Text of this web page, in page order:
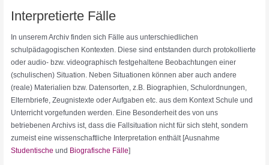
Interpretierte Fälle
In unserem Archiv finden sich Fälle aus unterschiedlichen
schulpädagogischen Kontexten. Diese sind entstanden durch protokollierte
oder audio- bzw. videographisch festgehaltene Beobachtungen einer
(schulischen) Situation. Neben Situationen können aber auch andere
(reale) Materialien bzw. Datensorten, z.B. Biographien, Schulordnungen,
Elternbriefe, Zeugnistexte oder Aufgaben etc. aus dem Kontext Schule und
Unterricht vorgefunden werden. Eine Besonderheit des von uns
betriebenen Archivs ist, dass die Fallsituation nicht für sich steht, sondern
zumeist eine wissenschaftliche Interpretation enthält [Ausnahme
Studentische und Biografische Fälle]